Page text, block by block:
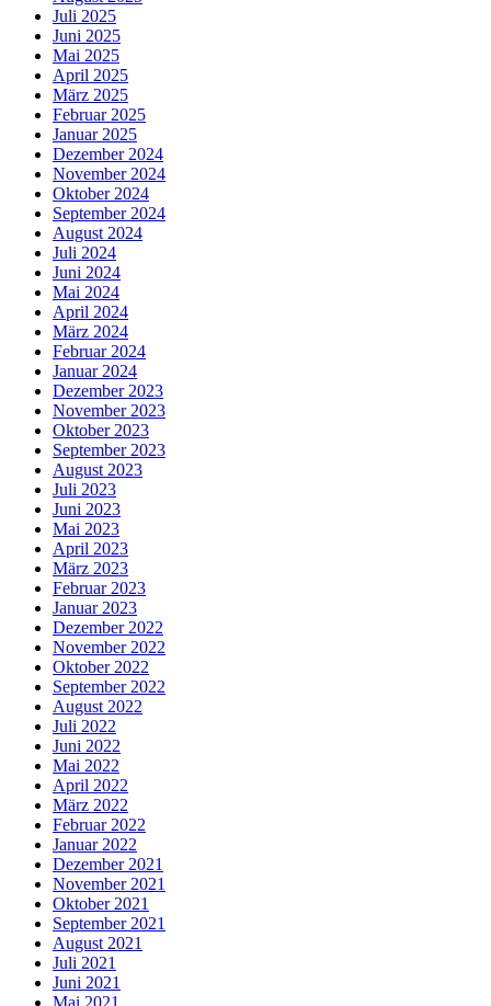
Juli 2025
Juni 2025
Mai 2025
April 2025
März 2025
Februar 2025
Januar 2025
Dezember 2024
November 2024
Oktober 2024
September 2024
August 2024
Juli 2024
Juni 2024
Mai 2024
April 2024
März 2024
Februar 2024
Januar 2024
Dezember 2023
November 2023
Oktober 2023
September 2023
August 2023
Juli 2023
Juni 2023
Mai 2023
April 2023
März 2023
Februar 2023
Januar 2023
Dezember 2022
November 2022
Oktober 2022
September 2022
August 2022
Juli 2022
Juni 2022
Mai 2022
April 2022
März 2022
Februar 2022
Januar 2022
Dezember 2021
November 2021
Oktober 2021
September 2021
August 2021
Juli 2021
Juni 2021
Mai 2021